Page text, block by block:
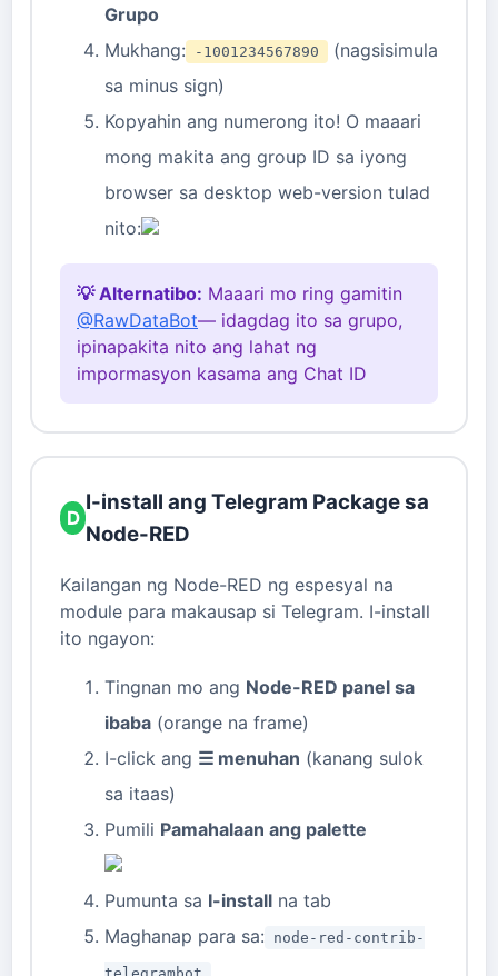
Grupo
Mukhang:
-1001234567890
(nagsisimula
sa minus sign)
Kopyahin ang numerong ito! O maaari
mong makita ang group ID sa iyong
browser sa desktop web-version tulad
nito:
💡 Alternatibo: Maaari mo ring gamitin
@RawDataBot— idagdag ito sa grupo,
ipinapakita nito ang lahat ng
impormasyon kasama ang Chat ID
D
I-install ang Telegram Package sa
Node-RED
Kailangan ng Node-RED ng espesyal na
module para makausap si Telegram. I-install
ito ngayon:
Tingnan mo ang Node-RED panel sa
ibaba (orange na frame)
I-click ang ☰ menuhan (kanang sulok
sa itaas)
Pumili Pamahalaan ang palette
Pumunta sa I-install na tab
Maghanap para sa:
node-red-contrib-